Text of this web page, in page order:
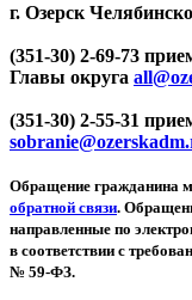
г. Озерск
(351-30) 2-69-73
Главы округа
(351-30) 2-55-31
Обращение гражданина
обратной связи.
направленные по
в соответствии с
№ 59-ФЗ.